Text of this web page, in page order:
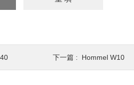
下一篇 : Hommel W10